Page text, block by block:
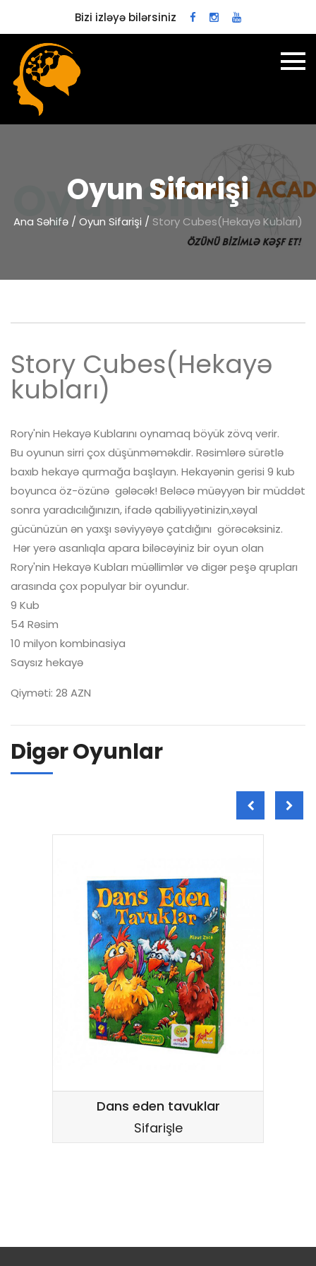
Bizi izləyə bilərsiniz
Oyun Sifarişi
Ana Səhifə / Oyun Sifarişi / Story Cubes(Hekayə Kubları)
Story Cubes(Hekayə
kubları)
Rory'nin Hekayə Kublarını oynamaq böyük zövq verir.
Bu oyunun sirri çox düşünməməkdir. Rəsimlərə sürətlə
baxıb hekayə qurmağa başlayın. Hekayənin gerisi 9 kub
boyunca öz-özünə gələcək! Beləcə müəyyən bir müddət
sonra yaradıcılığınızın, ifadə qabiliyyətinizin,xəyal
gücünüzün ən yaxşı səviyyəyə çatdığını görəcəksiniz.
Hər yerə asanlıqla apara biləcəyiniz bir oyun olan
Rory'nin Hekayə Kubları müəllimlər və digər peşə qrupları
arasında çox populyar bir oyundur.
9 Kub
54 Rəsim
10 milyon kombinasiya
Saysız hekayə
Qiyməti: 28 AZN
Digər Oyunlar
Dans eden tavuklar
Sifarişle